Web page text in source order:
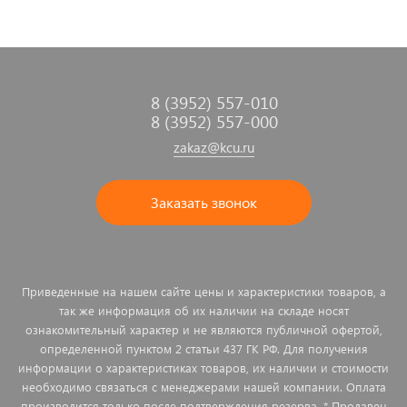
8 (3952) 557-010
8 (3952) 557-000
zakaz@kcu.ru
Заказать звонок
Приведенные на нашем сайте цены и характеристики товаров, а
так же информация об их наличии на складе носят
ознакомительный характер и не являются публичной офертой,
определенной пунктом 2 статьи 437 ГК РФ. Для получения
информации о характеристиках товаров, их наличии и стоимости
необходимо связаться с менеджерами нашей компании. Оплата